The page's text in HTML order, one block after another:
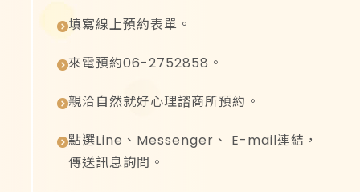
填寫線上預約表單。
來電預約06-2752858。
親洽自然就好心理諮商所預約。
點選Line、Messenger、 E-mail連結，
傳送訊息詢問。